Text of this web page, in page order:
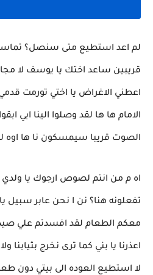
لم اعد استطيع متى سنصل؟ تماسكي
قريبين ساعد اختك يا يوسف لا
اعطني الاغراض يا اختي تورمت قدمي
الامام ها ها لقد وصلوا الينا ابي
الصوت قريبا سيمسكون نا ها اوه
اه م من انتم لصوص ارجوك يا
تفعلونه هنا؟ نن ا نحن عابر سبيل
معكم الطعام لقد افسدتم علي
اعذرنا يا بني كما ترى نخرج بثيابنا
لا استطيع العوده الى بيتي دون